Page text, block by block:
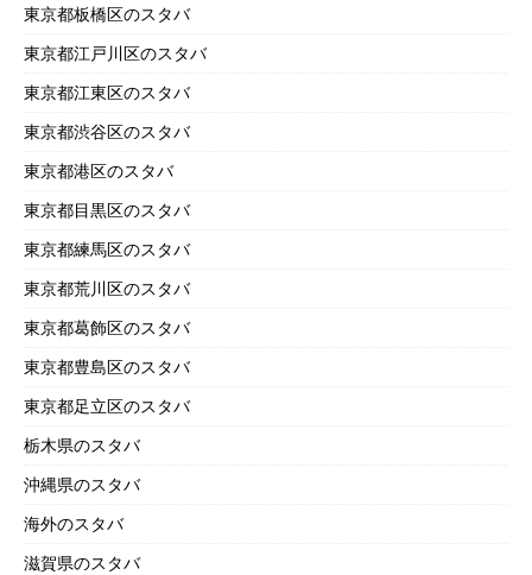
東京都板橋区のスタバ
東京都江戸川区のスタバ
東京都江東区のスタバ
東京都渋谷区のスタバ
東京都港区のスタバ
東京都目黒区のスタバ
東京都練馬区のスタバ
東京都荒川区のスタバ
東京都葛飾区のスタバ
東京都豊島区のスタバ
東京都足立区のスタバ
栃木県のスタバ
沖縄県のスタバ
海外のスタバ
滋賀県のスタバ